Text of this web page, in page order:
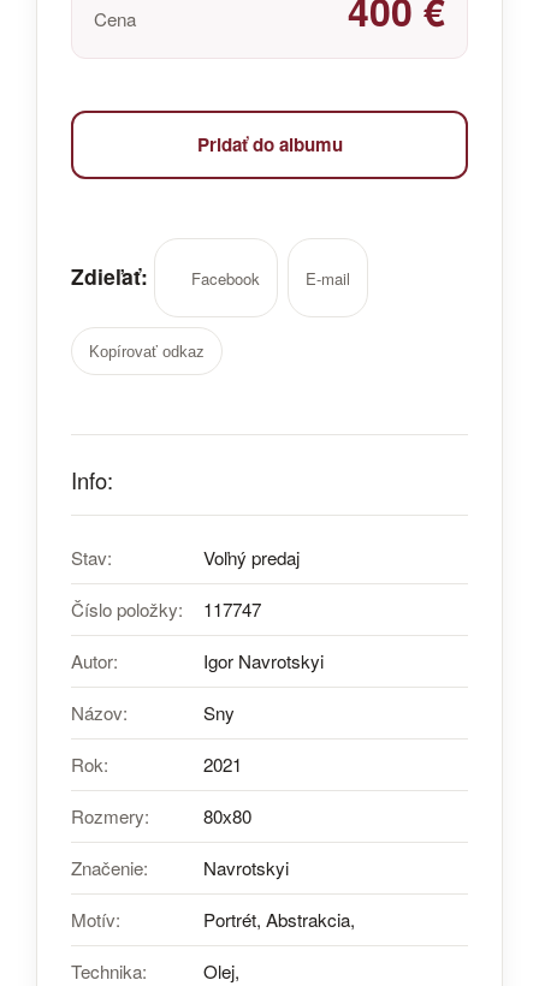
Cena
Pridať do albumu
Zdieľať: Facebook E-mail
Kopírovať odkaz
Info:
Stav: Voľný predaj
Číslo položky: 117747
Autor: Igor Navrotskyi
Názov: Sny
Rok: 2021
Rozmery: 80х80
Značenie: Navrotskyi
Motív: Portrét, Abstrakcia,
Technika: Olej,